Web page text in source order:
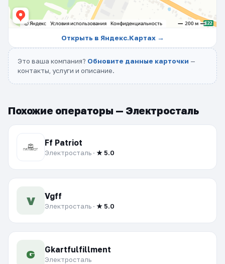
Открыть в Яндекс.Картах →
Это ваша компания? Обновите данные карточки —
контакты, услуги и описание.
Похожие операторы — Электросталь
Ff Patriot
Электросталь · ★ 5.0
V Vgff
Электросталь · ★ 5.0
G Gkartfulfillment
Электросталь